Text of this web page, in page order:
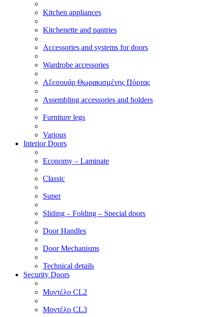
Kitchen appliances
Kitchenette and pantries
Accessories and systems for doors
Wardrobe accessories
Αξεσουάρ Θωρακισμένης Πόρτας
Assembling accessories and holders
Furniture legs
Various
Interior Doors
Economy – Laminate
Classic
Super
Sliding – Folding – Special doors
Door Handles
Door Mechanisms
Technical details
Security Doors
Μοντέλο CL2
Μοντέλο CL3